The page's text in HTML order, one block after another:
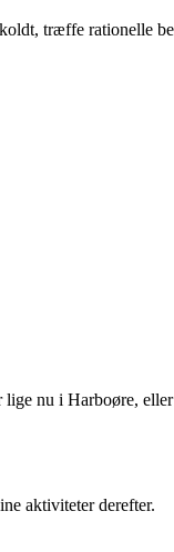
træffe rationelle
nu i Harboøre,
aktiviteter derefter.